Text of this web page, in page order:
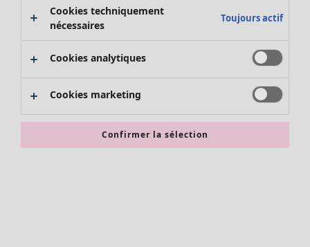
Promos SOLDES
Les promos de Gudrun Sjödén
Nouvel arrivage
Bonnes affaires en soldes - jusqu'à -70
Cookies techniquement
nécessaires
Toujours actif
Cookies analytiques
Cookies marketing
Confirmer la sélection